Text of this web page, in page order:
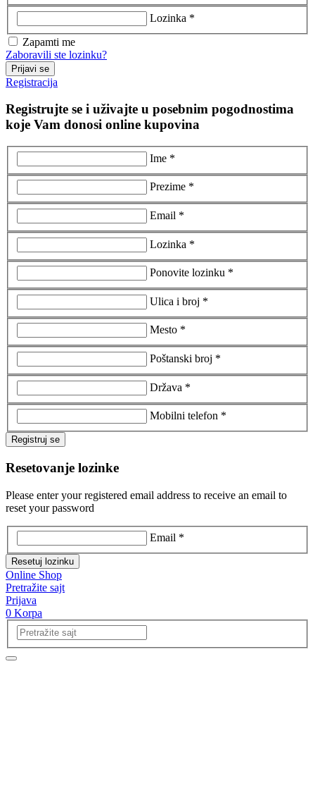
Lozinka *
Zapamti me
Zaboravili ste lozinku?
Prijavi se
Registracija
Registrujte se i uživajte u posebnim pogodnostima
koje Vam donosi online kupovina
Ime *
Prezime *
Email *
Lozinka *
Ponovite lozinku *
Ulica i broj *
Mesto *
Poštanski broj *
Država *
Mobilni telefon *
Registruj se
Resetovanje lozinke
Please enter your registered email address to receive an email to
reset your password
Email *
Resetuj lozinku
Online Shop
Pretražite sajt
Prijava
0 Korpa